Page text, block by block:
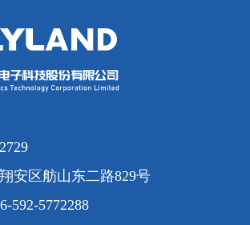
安区舫山东二路829号
592-5772288